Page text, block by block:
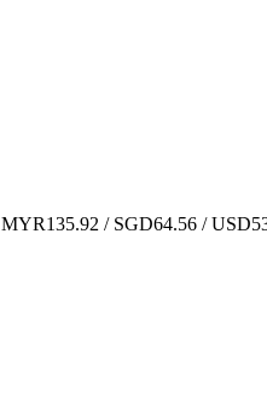
MYR135.92 / SGD64.56 /